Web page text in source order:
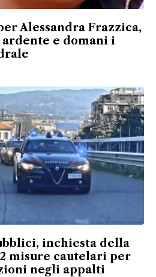
Alessandra Frazzica,
e domani i
inchiesta della
misure cautelari per
negli appalti